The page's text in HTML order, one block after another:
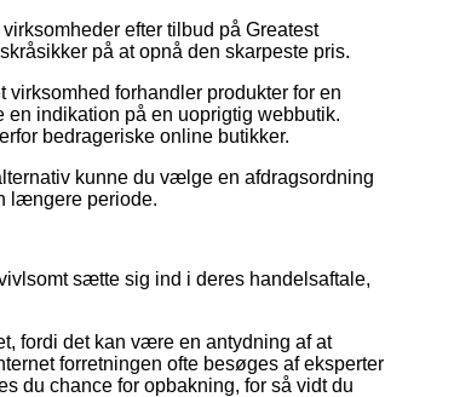
efter tilbud på Greatest
på at opnå den skarpeste pris.
forhandler produkter for en
indikation på en uoprigtig webbutik.
bedrageriske online butikker.
kunne du vælge en afdragsordning
længere periode.
sætte sig ind i deres handelsaftale,
fordi det kan være en antydning af at
forretningen ofte besøges af eksperter
du chance for opbakning, for så vidt du